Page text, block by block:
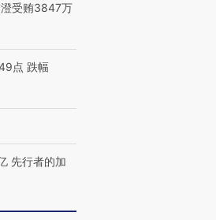
受贿3847万
点 跌幅
先行者的加